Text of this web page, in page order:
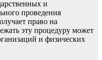
и
проведения
право на
эту процедуру может
и физических